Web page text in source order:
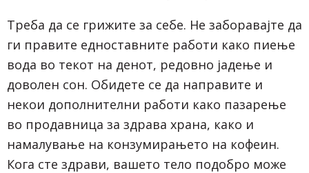
Треба да се грижите за себе. Не заборавајте да
ги правите едноставните работи како пиење
вода во текот на денот, редовно јадење и
доволен сон. Обидете се да направите и
некои дополнителни работи како пазарење
во продавница за здрава храна, како и
намалување на конзумирањето на кофеин.
Кога сте здрави, вашето тело подобро може